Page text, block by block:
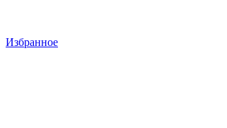
Избранное